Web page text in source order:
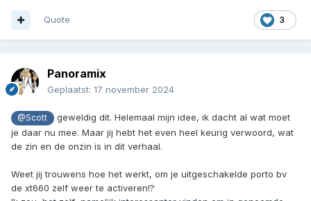
3
Quote
Panoramix
Geplaatst: 17 november 2024
@Scott
geweldig dit. Helemaal mijn idee, ik dacht al wat moet
je daar nu mee. Maar jij hebt het even heel keurig verwoord, wat
de zin en de onzin is in dit verhaal.
Weet jij trouwens hoe het werkt, om je uitgeschakelde porto bv
de xt660 zelf weer te activeren!?